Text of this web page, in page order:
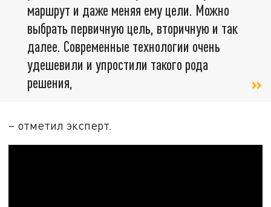
маршрут и даже меняя ему цели. Можно
выбрать первичную цель, вторичную и так
далее. Современные технологии очень
удешевили и упростили такого рода
решения,
– отметил эксперт.